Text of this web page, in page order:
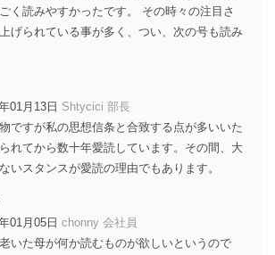
場合に、当該ファイルへのパスワードを
います。
ネジメントシステムの継続的改善
査及びマネジメントレビューの機会を通
保護マネジメントシステムを継続的に改
の状態を維持します。
付け窓口
ご相談及び苦情については以下までご連
に対応させていただきます。
く読みやすかったです。 その時々の注目さ
げられている事が多く、つい、次の号も読み
01月13日 Shtycici 部長
ですが私の思想信条と合致する点が多いいた
れてから数十年愛読しています。その間、大
いスタンスが愛読の理由でもあります。
01月05日 chonny 会社員
いた母が何か読むものが欲しいというので